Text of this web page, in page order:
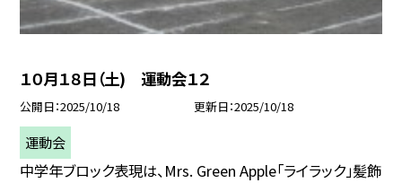
１０月１８日（土) 運動会１２
公開日 2025/10/18 更新日 2025/10/18
運動会
中学年ブロック表現は、Mrs. Green Apple「ライラック」髪飾